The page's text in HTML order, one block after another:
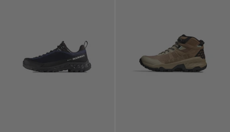
PRIS HØY TIL LAV
HVA ER NYTT